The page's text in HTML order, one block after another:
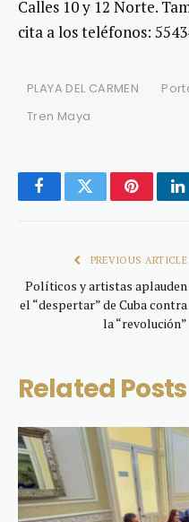
Calles 10 y 12 Norte.
cita a los teléfonos:
PLAYA DEL CARMEN
Tren Maya
FacebookTwitterPinterest
PREVIOUS ARTICLE
Políticos y artistas aplauden
el “despertar” de Cuba contra
la “revolución”
Related Posts